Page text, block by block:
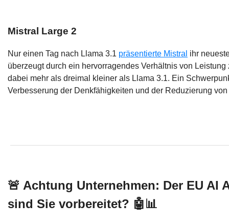
Mistral Large 2
Nur einen Tag nach Llama 3.1 präsentierte Mistral ihr
überzeugt durch ein hervorragendes Verhältnis von Leistung
dabei mehr als dreimal kleiner als Llama 3.1. Ein
Verbesserung der Denkfähigkeiten und der Reduzierung von
🚨 Achtung Unternehmen: Der EU AI
sind Sie vorbereitet? 🤖📊